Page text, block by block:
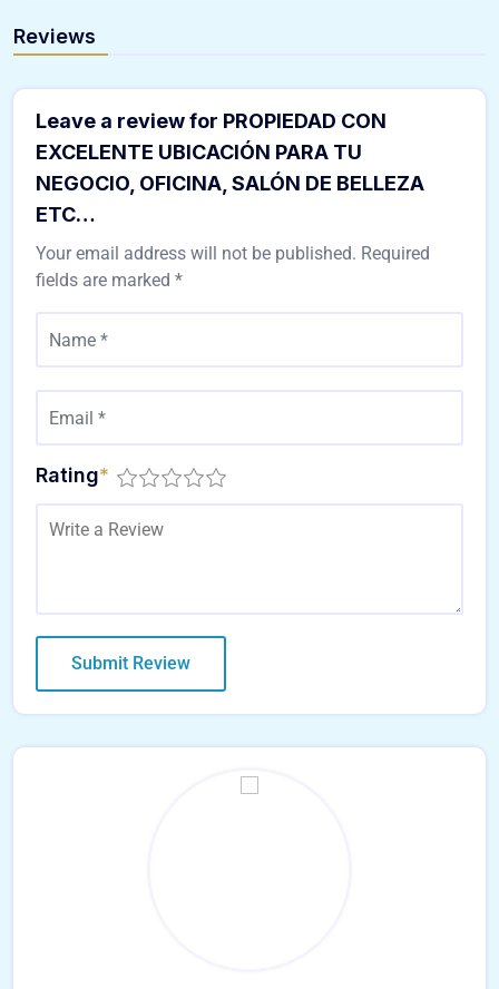
Reviews
Leave a review for PROPIEDAD CON
EXCELENTE UBICACIÓN PARA TU
NEGOCIO, OFICINA, SALÓN DE BELLEZA
ETC…
Your email address will not be published. Required
fields are marked *
Rating*